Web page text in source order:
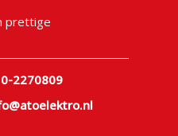
prettige
2270809